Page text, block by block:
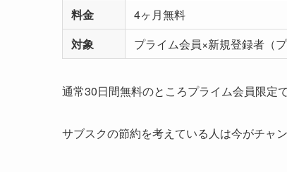
料金
4ヶ月無料
対象
プライム会員×新規登録者（
通常30日間無料のところプライム会員限定
サブスクの節約を考えている人は今がチャン